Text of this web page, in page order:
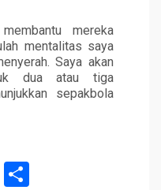
mereka
mentalitas saya
Saya akan
dua atau tiga
sepakbola
W